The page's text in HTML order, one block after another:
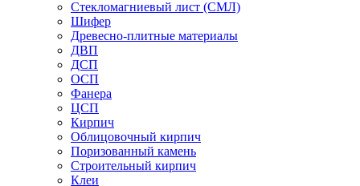
Стекломагниевый лист (СМЛ)
Шифер
Древесно-плитные материалы
ДВП
ДСП
ОСП
Фанера
ЦСП
Кирпич
Облицовочный кирпич
Поризованный камень
Строительный кирпич
Клеи